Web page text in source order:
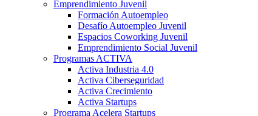
Emprendimiento Juvenil
Formación Autoempleo
Desafío Autoempleo Juvenil
Espacios Coworking Juvenil
Emprendimiento Social Juvenil
Programas ACTIVA
Activa Industria 4.0
Activa Ciberseguridad
Activa Crecimiento
Activa Startups
Programa Acelera Startups